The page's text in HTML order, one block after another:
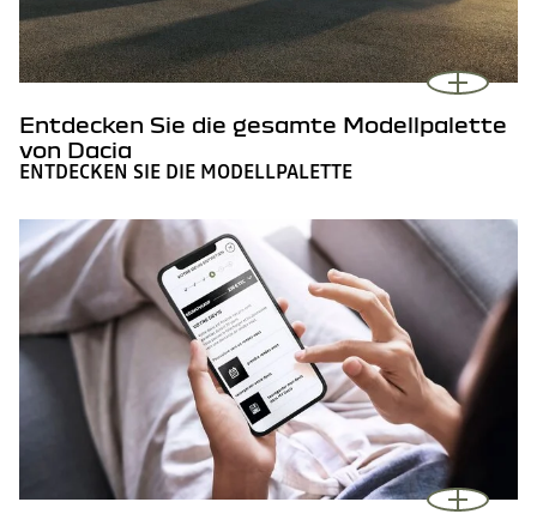
Entdecken Sie die gesamte Modellpalette
von Dacia
ENTDECKEN SIE DIE MODELLPALETTE